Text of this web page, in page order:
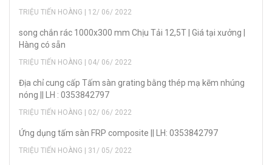
TRIỆU TIẾN HOÀNG | 12/ 06/ 2022
song chắn rác 1000x300 mm Chịu Tải 12,5T | Giá tại xưởng |
Hàng có sẵn
TRIỆU TIẾN HOÀNG | 04/ 06/ 2022
Địa chỉ cung cấp Tấm sàn grating bằng thép mạ kẽm nhúng
nóng || LH : 0353842797
TRIỆU TIẾN HOÀNG | 02/ 06/ 2022
Ứng dụng tấm sàn FRP composite || LH: 0353842797
TRIỆU TIẾN HOÀNG | 31/ 05/ 2022